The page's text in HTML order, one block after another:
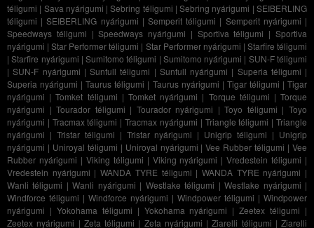
téligumi | Sava nyárigumi |Sebring téligumi |Sebring nyárigumi |SEIBERLING
téligumi |SEIBERLING nyárigumi |Semperit téligumi | Semperit nyárigumi |
Speedways téligumi |Speedways nyárigumi | Sportiva téligumi |Sportiva
nyárigumi |Star Performer téligumi | Star Performer nyárigumi | Starfire téligumi
|Starfire nyárigumi |Sumitomo téligumi | Sumitomo nyárigumi | SUN-F téligumi
|SUN-F nyárigumi | Sunfull téligumi | Sunfull nyárigumi | Superia téligumi |
Superia nyárigumi |Taurus téligumi | Taurus nyárigumi | Tigar téligumi |Tigar
nyárigumi |Tomket téligumi | Tomket nyárigumi | Torque téligumi |Torque
nyárigumi |Tourador téligumi | Tourador nyárigumi |Toyo téligumi |Toyo
nyárigumi | Tracmax téligumi |Tracmax nyárigumi | Triangle téligumi |Triangle
nyárigumi | Tristar téligumi | Tristar nyárigumi | Unigrip téligumi | Unigrip
nyárigumi | Uniroyal téligumi | Uniroyal nyárigumi |Vee Rubber téligumi |Vee
Rubber nyárigumi | Viking téligumi | Viking nyárigumi |Vredestein téligumi |
Vredestein nyárigumi |WANDA TYRE téligumi | WANDA TYRE nyárigumi |
Wanli téligumi |Wanli nyárigumi | Westlake téligumi |Westlake nyárigumi |
Windforce téligumi | Windforce nyárigumi | Windpower téligumi | Windpower
nyárigumi | Yokohama téligumi | Yokohama nyárigumi |Zeetex téligumi |
Zeetex nyárigumi | Zeta téligumi | Zeta nyárigumi |Ziarelli téligumi | Ziarelli